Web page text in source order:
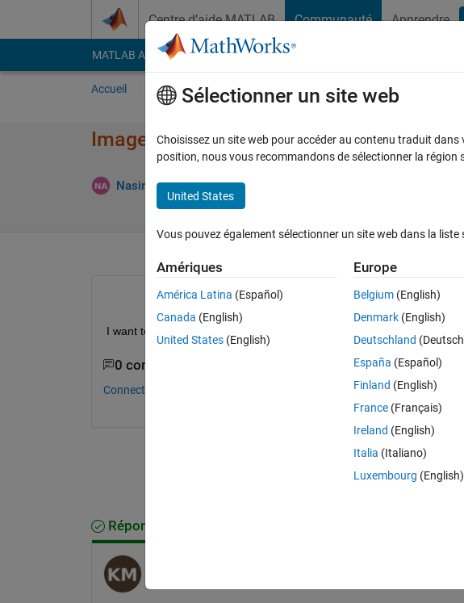
Centre d’aide MATLAB Communauté Apprendre
MATLAB Answers File Exchange Cody
Accueil Poser une question Parcourir
Image box or rectangle color
Nasir Ali 29 Mai 2021
I want to drag a rectangle on image and set color of edges of
0 commentaires
Connectez-vous pour commenter.
Réponse acceptée
Sélectionner un site web
Choisissez un site web pour accéder au contenu traduit
position, nous vous recommandons de sélectionner la région
United States
Vous pouvez également sélectionner un site web dans la liste
Amériques
América Latina (Español)
Canada (English)
United States (English)
Europe
Belgium (English)
Denmark (English)
Deutschland
España (Español)
Finland (English)
France (Français)
Ireland (English)
Italia (Italiano)
Luxembourg (English)